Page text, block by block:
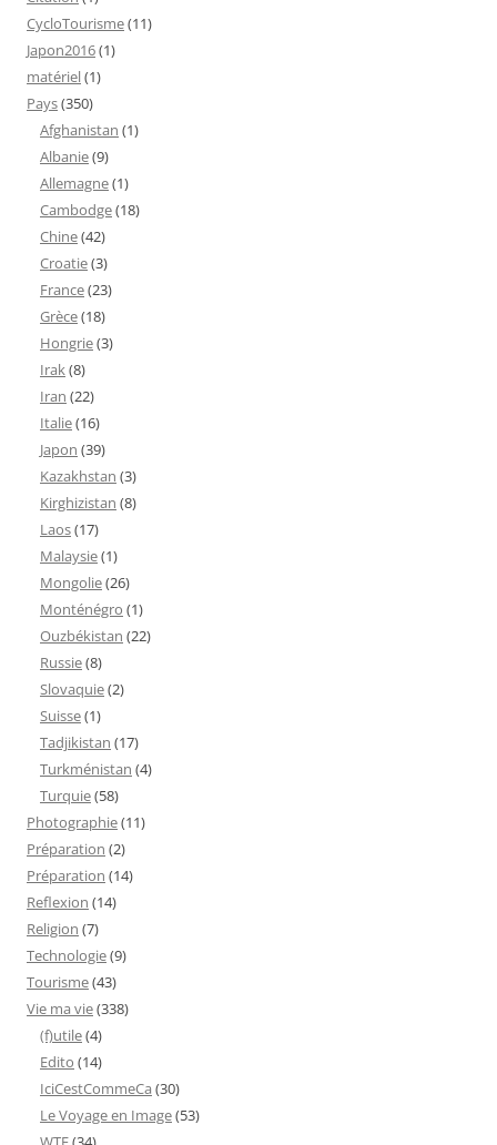
CycloTourisme(11)
Japon2016(1)
matériel(1)
Pays(350)
Afghanistan (1)
Albanie(9)
Allemagne(1)
Cambodge(18)
Chine(42)
Croatie(3)
France(23)
Grèce(18)
Hongrie(3)
Irak(8)
Iran (22)
Italie(16)
Japon (39)
Kazakhstan (3)
Kirghizistan (8)
Laos(17)
Malaysie(1)
Mongolie(26)
Monténégro (1)
Ouzbékistan (22)
Russie(8)
Slovaquie(2)
Suisse(1)
Tadjikistan (17)
Turkménistan (4)
Turquie(58)
Photographie(11)
Préparation (2)
Préparation (14)
Reflexion (14)
Religion (7)
Technologie(9)
Tourisme(43)
Vie ma vie(338)
(f)utile(4)
Edito (14)
IciCestCommeCa (30)
Le Voyage en Image(53)